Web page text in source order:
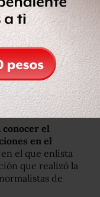
desaparecidos
peritos
histórica sobre el
apertura a la
y acusan que,
en México,las
credibilidad.
conocer el
en el
en el que enlista
que realizó la
de